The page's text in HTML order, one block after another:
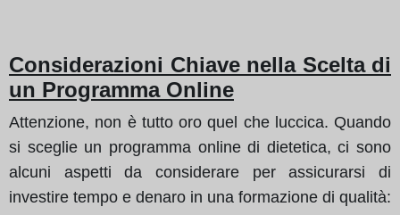
Considerazioni Chiave nella Scelta di
un Programma Online
Attenzione, non è tutto oro quel che luccica. Quando
si sceglie un programma online di dietetica, ci sono
alcuni aspetti da considerare per assicurarsi di
investire tempo e denaro in una formazione di qualità: